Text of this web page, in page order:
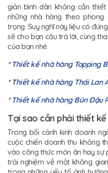
giản bình dân không cần
những nhà hàng theo
trọng. Suy nghĩ này liệu có
sẽ cho bạn câu trả lời, cùng
của bạn nhé.
*Thiết kế nhà hàng Topping
* Thiết kế nhà hàng Thái Lan
* Thiết kế nhà hàng Bún Đậu
Tại sao cần phải thiết
Trong bối cảnh kinh doanh
cuộc chiến doanh thu không
vào công thức món ăn hay sự
trải nghiệm về một không